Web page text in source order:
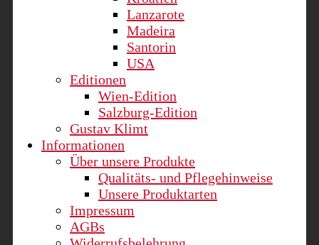
Lanzarote
Madeira
Santorin
USA
Editionen
Wien-Edition
Salzburg-Edition
Gustav Klimt
Informationen
Über unsere Produkte
Qualitäts- und Pflegehinweise
Unsere Produktarten
Impressum
AGBs